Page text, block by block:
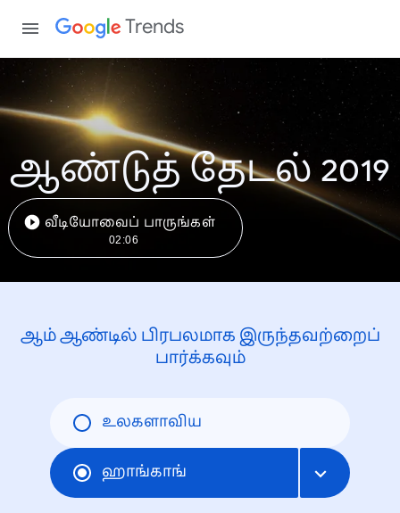
Trends
ஆண்டுத் தேடல் 2019
வீடியோவைப் பாருங்கள்
02:06
ஆம் ஆண்டில் பிரபலமாக இருந்தவற்றைப்
பார்க்கவும்
உலகளாவிய
ஹாங்காங்